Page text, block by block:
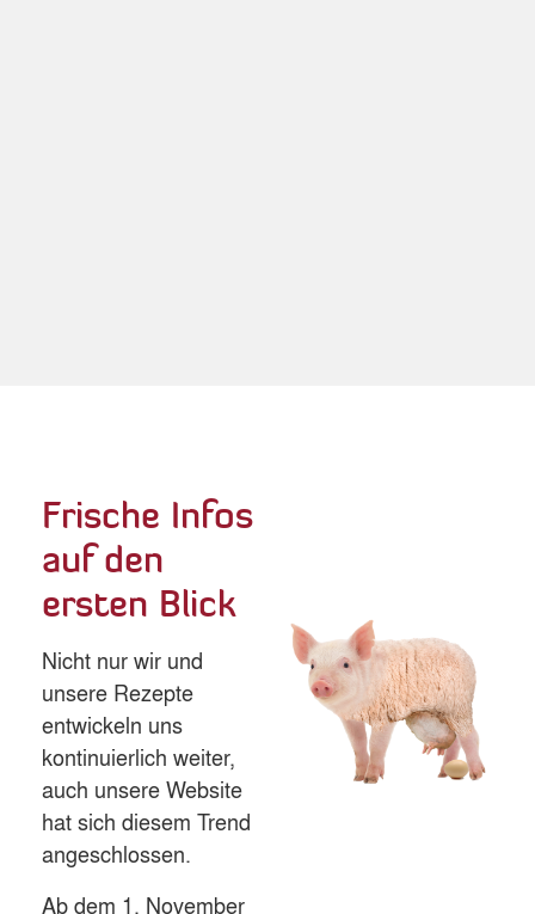
Frische Infos
auf den
ersten Blick
Nicht nur wir und
unsere Rezepte
entwickeln uns
kontinuierlich weiter,
auch unsere Website
hat sich diesem Trend
angeschlossen.
Ab dem 1. November